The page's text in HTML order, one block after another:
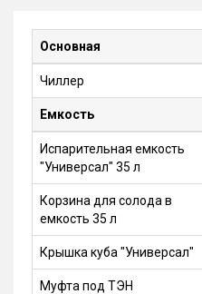
Основная
Чиллер
Емкость
Испарительная емкость
"Универсал" 35 л
Корзина для солода в
емкость 35 л
Крышка куба "Универсал"
Муфта под ТЭН